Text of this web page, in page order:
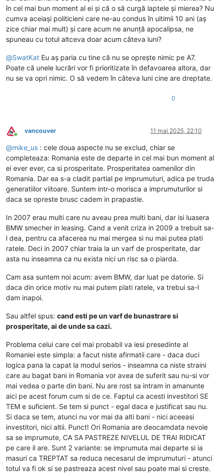
în cel mai bun moment al ei și că o să curgă laptele și mierea? Nu
cumva aceiași politicieni care ne-au condus în ultimii 10 ani (aș
zice chiar mai mult) și care acum ne anunță apocalipsa, ne
spuneau cu totul altceva doar acum câteva luni?
@SwatKat Eu aș paria cu tine că nu se oprește nimic pe A7.
Poate că unele lucrări vor fi prioritizate în defavoarea altora, dar
nu se va opri nimic. O să vedem în câteva luni cine are dreptate.
0
Conectat
vancouver 11 mai 2025, 22:10
@mike_us : cele doua aspecte nu se exclud, chiar se
completeaza: Romania este de departe in cel mai bun moment al
ei ever ever, ca si prosperitate. Prosperitatea oamenilor din
Romania. Dar ea s-a cladit partial pe imprumuturi, adica pe truda
generatiilor viitoare. Suntem intr-o morisca a imprumuturilor si
daca se opreste brusc cadem in prapastie.
In 2007 erau multi care nu aveau prea multi bani, dar isi luasera
BMW smecher in leasing. Cand a venit criza in 2009 a trebuit sa-
l dea, pentru ca afacerea nu mai mergea si nu mai putea plati
ratele. Deci in 2007 chiar traia la un varf de prosperitate, dar
asta nu inseamna ca nu exista nici un risc sa o piarda.
Cam asa suntem noi acum: avem BMW, dar luat pe datorie. Si
daca din orice motiv nu mai putem plati ratele, va trebui sa-l
dam inapoi.
Sau altfel spus: cand esti pe un varf de bunastrare si
prosperitate, ai de unde sa cazi.
Problema celui care cel mai probabil va iesi presedinte al
Romaniei este simpla: a facut niste afirmatii care - daca duci
logica pana la capat la modul serios - inseamna ca niste straini
care au bagat bani in Romania vor avea de suferit sau nu-si vor
mai vedea o parte din bani. Nu are rost sa intram in amanunte
aici pe acest forum cum si de ce. Faptul ca acesti investitori SE
TEM e suficient. Se tem si punct - egal daca e justificat sau nu.
Si daca se tem, atunci nu vor mai da alti bani - nici aceeasi
investitori, nici altii. Punct! Ori Romania are deocamdata nevoie
sa se imprumute, CA SA PASTREZE NIVELUL DE TRAI RIDICAT
pe care il are. Sunt 2 variante: se imprumuta mai departe si ia
masuri ca TREPTAT sa reduca necesarul de imprumuturi - atunci
totul va fi ok si se pastreaza acest nivel sau poate mai si creste.